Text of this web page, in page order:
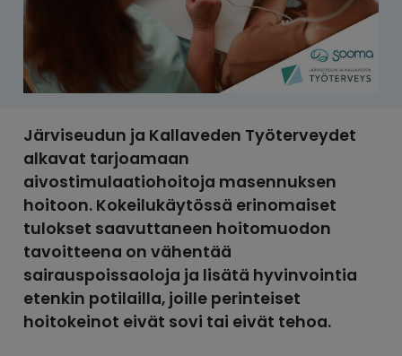
Järviseudun ja Kallaveden Työterveydet
alkavat tarjoamaan
aivostimulaatiohoitoja masennuksen
hoitoon. Kokeilukäytössä erinomaiset
tulokset saavuttaneen hoitomuodon
tavoitteena on vähentää
sairauspoissaoloja ja lisätä hyvinvointia
etenkin potilailla, joille perinteiset
hoitokeinot eivät sovi tai eivät tehoa.